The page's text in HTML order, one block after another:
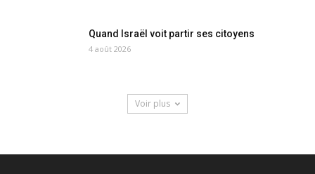
Quand Israël voit partir ses citoyens
4 août 2026
Voir plus